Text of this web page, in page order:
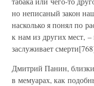
но неписаный закон
насколько я понял по
к нам из других мест,
заслуживает
Дмитрий Панин,
в мемуарах, как